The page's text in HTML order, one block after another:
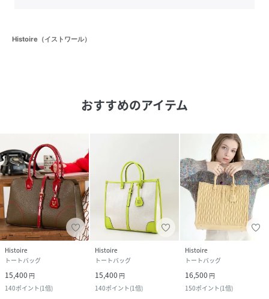
Histoire（イストワール）
おすすめのアイテム
Histoire
トートバッグ
15,400 円
140ポイント(1倍)
Histoire
トートバッグ
15,400 円
140ポイント(1倍)
Histoire
トートバッグ
16,500 円
150ポイント(1倍)